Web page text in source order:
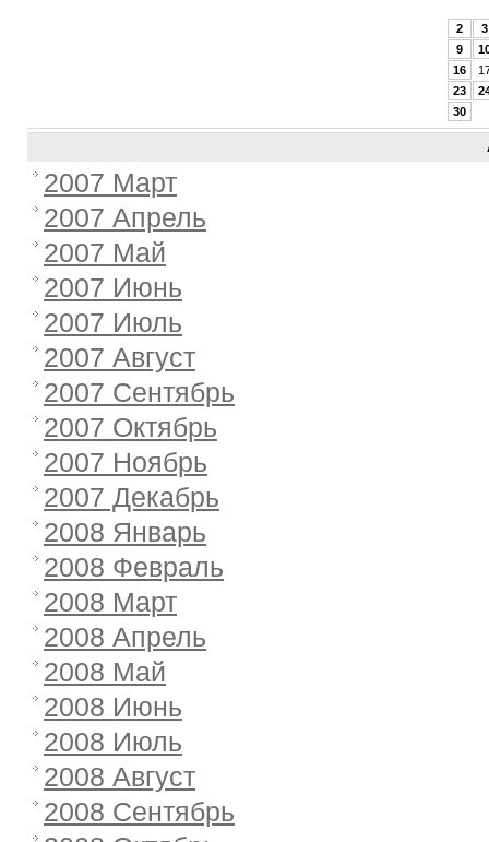
2
3
9
16
23
30
2007 Март
2007 Апрель
2007 Май
2007 Июнь
2007 Июль
2007 Август
2007 Сентябрь
2007 Октябрь
2007 Ноябрь
2007 Декабрь
2008 Январь
2008 Февраль
2008 Март
2008 Апрель
2008 Май
2008 Июнь
2008 Июль
2008 Август
2008 Сентябрь